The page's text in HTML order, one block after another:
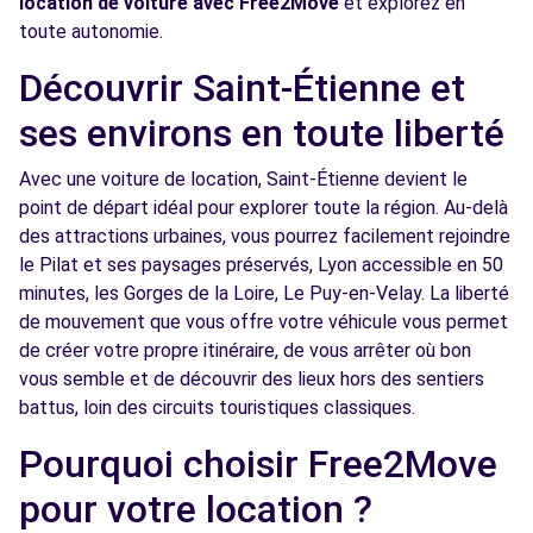
Free2Move Rent - SARL GARAGE JEREMY
OTT - ST-PRIEST-EN-JAREZ (C)
T ROUTE DE L'ETRAT
ST-PRIEST-EN-JAREZ, 42270
Voir l'agence
Free2Move Rent - BM AUTO ET ASSOCIES -
ROCHE-LA-MOLIERE (C)
6.6
km
RUE DES PIQUEURS DE FOND
ROCHE-LA-MOLIERE, 42230
Free2Move Rent - GARAGE CARBONE - LE
CHAMBON-FEUGEROLLES (C)
6.9
toute autonomie.
Découvrir Saint-Étienne et
ses environs en toute liberté
Avec une voiture de location, Saint-Étienne devient le
point de départ idéal pour explorer toute la région. Au-delà
des attractions urbaines, vous pourrez facilement rejoindre
le Pilat et ses paysages préservés, Lyon accessible en 50
minutes, les Gorges de la Loire, Le Puy-en-Velay. La liberté
de mouvement que vous offre votre véhicule vous permet
de créer votre propre itinéraire, de vous arrêter où bon
vous semble et de découvrir des lieux hors des sentiers
battus, loin des circuits touristiques classiques.
Pourquoi choisir Free2Move
pour votre location ?